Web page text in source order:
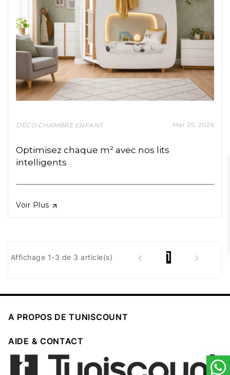
DÉCO CHAMBRE ENFANT Mar 25, 2026
Optimisez chaque m² avec nos lits
intelligents
Voir Plus 
Affichage 1-3 de 3 article(s)  1 
A PROPOS DE TUNISCOUNT
AIDE & CONTACT